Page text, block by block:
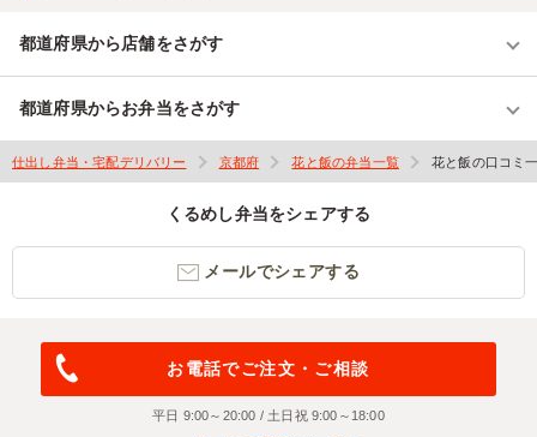
都道府県から店舗をさがす
都道府県からお弁当をさがす
仕出し弁当・宅配デリバリー 京都府 花と飯の弁当一覧 花と飯の口コミ
くるめし弁当をシェアする
メールでシェアする
お電話でご注文・ご相談
平日 9:00～20:00 / 土日祝 9:00～18:00